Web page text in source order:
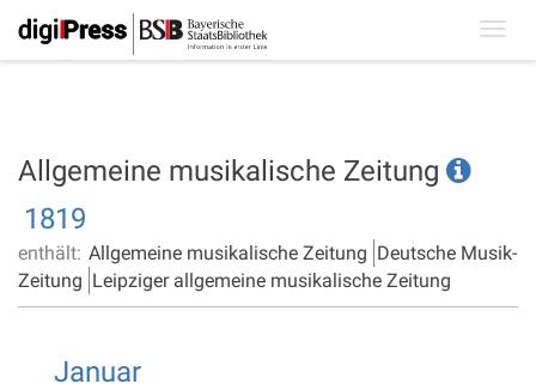
Allgemeine musikalische Zeitung
1819
enthält: Allgemeine musikalische Zeitung Deutsche Musik-
Zeitung Leipziger allgemeine musikalische Zeitung
Januar